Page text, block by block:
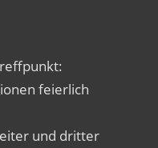
feierlich
und dritter